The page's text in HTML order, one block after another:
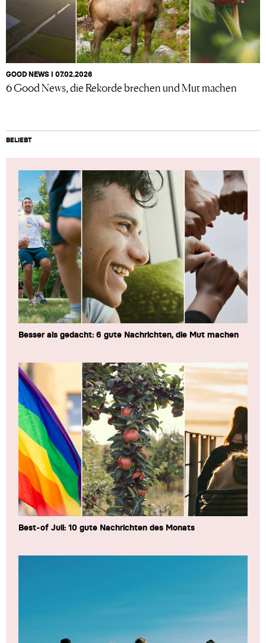
GOOD NEWS I 07.02.2026
6 Good News, die Rekorde brechen und Mut machen
BELIEBT
Besser als gedacht: 6 gute Nachrichten, die Mut machen
Best-of Juli: 10 gute Nachrichten des Monats